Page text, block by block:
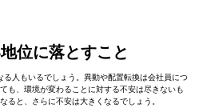
位に落とすこと
る人もいるでしょう。異動や配置転換は会社員につ
も、環境が変わることに対する不安は尽きないも
ると、さらに不安は大きくなるでしょう。